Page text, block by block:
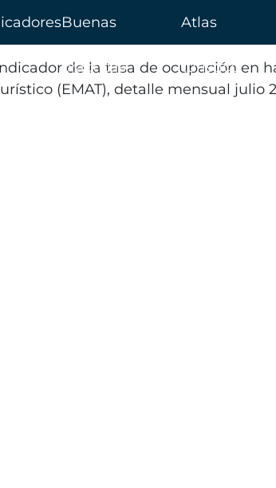
Buenas
prácticas
Atlas
turístico
de la tasa de ocupación en
(EMAT), detalle mensual julio